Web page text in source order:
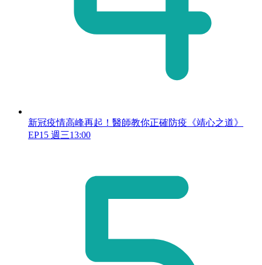
新冠疫情高峰再起！醫師教你正確防疫《靖心之道》
EP15 週三13:00